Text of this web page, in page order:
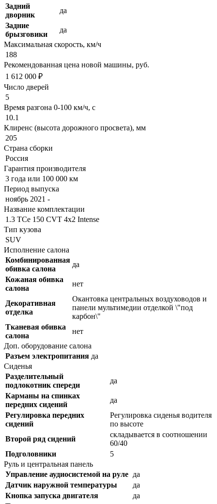
Задний
дворник
да
Задние
брызговики
да
Максимальная скорость, км/ч
188
Рекомендованная цена новой машины, руб.
1 612 000 ₽
Число дверей
5
Время разгона 0-100 км/ч, с
10.1
Клиренс (высота дорожного просвета), мм
205
Страна сборки
Россия
Гарантия производителя
3 года или 100 000 км
Период выпуска
ноябрь 2021 -
Название комплектации
1.3 TCe 150 CVT 4х2 Intense
Тип кузова
SUV
Исполнение салона
Комбинированная
обивка салона
да
Кожаная обивка
салона
нет
Декоративная
отделка
Окантовка центральных воздуховодов и
панели мультимедии отделкой \"под
карбон\"
Тканевая обивка
салона
нет
Доп. оборудование салона
Разъем электропитания да
Сиденья
Разделительный
подлокотник спереди
да
Карманы на спинках
передних сидений
да
Регулировка передних
сидений
Регулировка сиденья водителя
по высоте
Второй ряд сидений
складывается в соотношении
60/40
Подголовники
5
Руль и центральная панель
Управление аудиосистемой на руле да
Датчик наружной температуры
да
Кнопка запуска двигателя
да